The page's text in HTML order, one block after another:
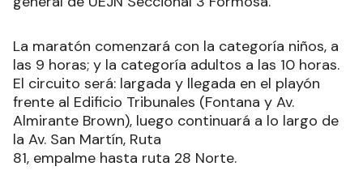
La maratón comenzará con la categoría niños, a
las 9 horas; y la categoría adultos a las 10 horas.
El circuito será: largada y llegada en el playón
frente al Edificio Tribunales (Fontana y Av.
Almirante Brown), luego continuará a lo largo de
la Av. San Martín, ‍Ruta
81, empalme hasta ruta 28 Norte.